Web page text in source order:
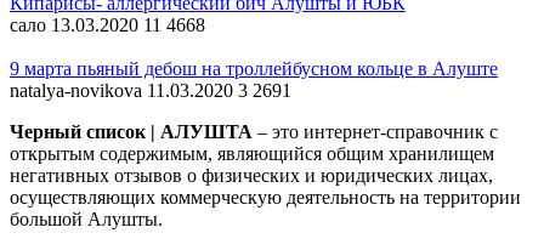
сало 13.03.2020 11 4668
9 марта пьяный дебош на троллейбусном кольце в Алуште
natalya-novikova 11.03.2020 3 2691
Черный список | АЛУШТА – это интернет-справочник с
открытым содержимым, являющийся общим хранилищем
негативных отзывов о физических и юридических лицах,
осуществляющих коммерческую деятельность на территории
большой Алушты.